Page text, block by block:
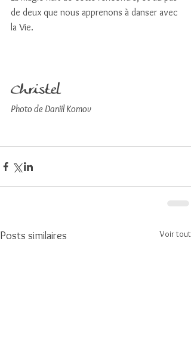
de deux que nous apprenons à danser avec
la Vie.
Christel
Photo de Daniil Komov
Posts similaires Voir tout